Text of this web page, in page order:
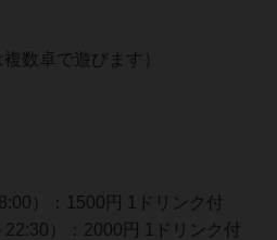
数卓で遊びます）
）：1500円 1ドリンク付
）：2000円 1ドリンク付